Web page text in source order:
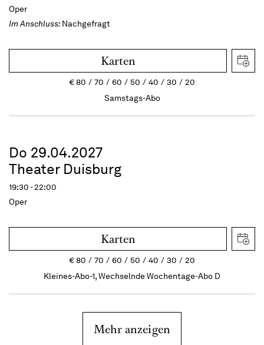
Oper
Im Anschluss:Nachgefragt
Karten
€80 70 60 50 40 30
20
Samstags-Abo
Do 29.04.2027
Theater Duisburg
19:30 - 22:00
Oper
Karten
€80 70 60 50 40 30
20
Kleines-Abo-1, Wechselnde Wochentage-Abo D
Mehr anzeigen